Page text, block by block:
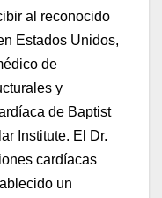
al reconocido
Estados Unidos,
de
y
de Baptist
Institute. El Dr.
cardíacas
un